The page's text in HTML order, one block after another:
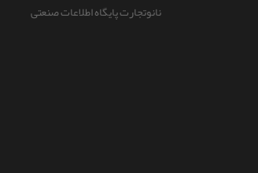
نانوتجارت پایگاه اطلاعات صنعتی